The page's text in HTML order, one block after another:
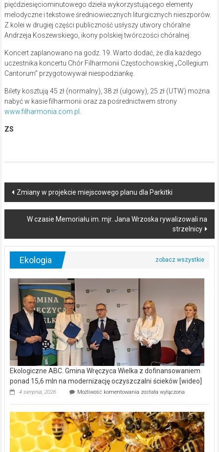
pięćdziesięciominutowego dzieła wykorzystującego elementy
melodyczne i tekstowe średniowiecznych liturgicznych nieszporów.
Z kolei w drugiej części publiczność usłyszy utwory chóralne
Andrzeja Koszewskiego, ikony polskiej twórczości chóralnej.
Koncert zaplanowano na godz. 19. Warto dodać, że dla każdego
uczestnika koncertu Chór Filharmonii Częstochowskiej „Collegium
Cantorum” przygotowywał niespodziankę.
Bilety kosztują 45 zł (normalny), 38 zł (ulgowy), 25 zł (UTW) można
nabyć w kasie filharmonii oraz za pośrednictwem strony
www.filharmonia.com.pl
ZS
Post
navigation
Zmiany w projekcie miejscowego planu dla Parkitki
W czasie Memoriału im. mjr. Jana Wrzoska rywalizowali na
strzelnicy
Ekologia
Ekologiczne ABC. Gmina Wręczyca Wielka z dofinansowaniem
ponad 15,6 mln na modernizację oczyszczalni ścieków [wideo]
4 sierpnia, 2026 Możliwość komentowania Ekologiczne
Wręczyca
Wielka
z
dofinansowaniem
ponad
została wyłączona